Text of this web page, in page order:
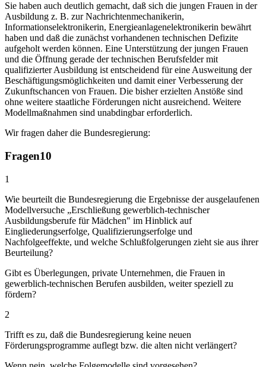
Sie haben auch deutlich gemacht, daß sich die jungen Frauen in der
Ausbildung z. B. zur Nachrichtenmechanikerin,
Informationselektronikerin, Energieanlagenelektronikerin bewährt
haben und daß die zunächst vorhandenen technischen Defizite
aufgeholt werden können. Eine Unterstützung der jungen Frauen
und die Öffnung gerade der technischen Berufsfelder mit
qualifizierter Ausbildung ist entscheidend für eine Ausweitung der
Beschäftigungsmöglichkeiten und damit einer Verbesserung der
Zukunftschancen von Frauen. Die bisher erzielten Anstöße sind
ohne weitere staatliche Förderungen nicht ausreichend. Weitere
Modellmaßnahmen sind unabdingbar erforderlich.
Wir fragen daher die Bundesregierung:
Fragen10
1
Wie beurteilt die Bundesregierung die Ergebnisse der ausgelaufenen
Modellversuche „Erschließung gewerblich-technischer
Ausbildungsberufe für Mädchen" im Hinblick auf
Eingliederungserfolge, Qualifizierungserfolge und
Nachfolgeeffekte, und welche Schlußfolgerungen zieht sie aus ihrer
Beurteilung?
Gibt es Überlegungen, private Unternehmen, die Frauen in
gewerblich-technischen Berufen ausbilden, weiter speziell zu
fördern?
2
Trifft es zu, daß die Bundesregierung keine neuen
Förderungsprogramme auflegt bzw. die alten nicht verlängert?